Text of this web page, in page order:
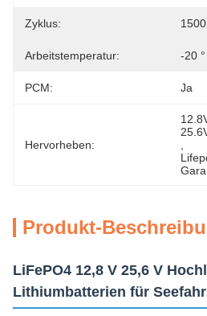
Zyklus:
Arbeitstemperatur: -20
PCM: Ja
Hervorheben:
Produkt-
LiFePO4 12,8 V 25,6 V
Lithiumbatterien für